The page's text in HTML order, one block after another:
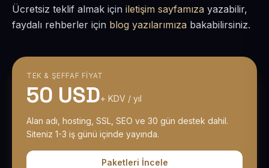
Ücretsiz teklif almak için iletişim sayfamıza yazabilir,
faydalı rehberler için blog yazılarımıza bakabilirsiniz.
TEK & ŞEFFAF FIYAT
50 USD+ KDV / yıl
Alan adı, hosting, SSL, SEO ve 30 gün destek dahil.
Siteniz 1-3 iş günü içinde yayında.
Paketleri İncele